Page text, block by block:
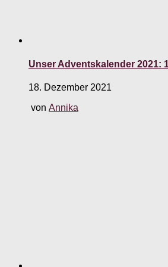
Unser Adventskalender 2021:
18. Dezember 2021
von Annika